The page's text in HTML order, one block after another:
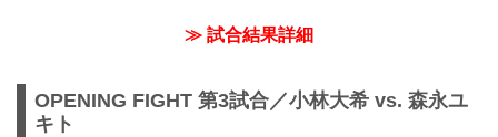
≫ 試合結果詳細
OPENING FIGHT 第3試合／小林大希 vs. 森永ユ
キト